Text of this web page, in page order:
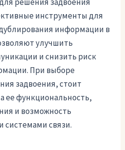
инструменты для
информации в
улучшить
и снизить риск
При выборе
задвоения, стоит
ее функциональность,
и возможность
системами связи.